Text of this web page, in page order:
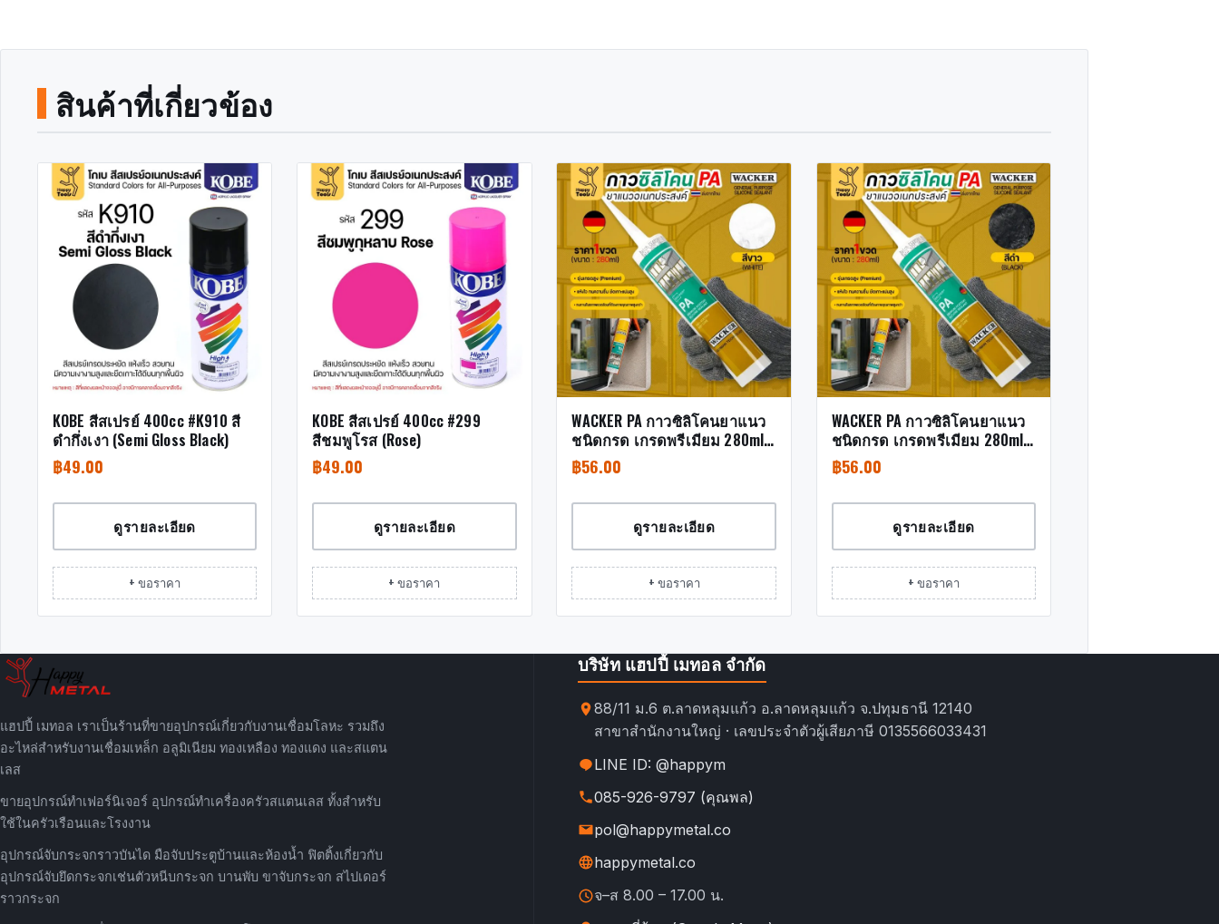
สินค้าที่เกี่ยวข้อง
KOBE สีสเปรย์ 400cc #K910 สี
ดำกึ่งเงา (Semi Gloss Black)
฿49.00
ดูรายละเอียด
+ ขอราคา
KOBE สีสเปรย์ 400cc #299
สีชมพูโรส (Rose)
฿49.00
ดูรายละเอียด
+ ขอราคา
WACKER PA กาวซิลิโคนยาแนว
ชนิดกรด เกรดพรีเมียม 280ml
สีขาว
฿56.00
ดูรายละเอียด
+ ขอราคา
WACKER PA กาวซิลิโคนยาแนว
ชนิดกรด เกรดพรีเมียม 280ml
สีดำ
฿56.00
ดูรายละเอียด
+ ขอราคา
แฮปปี้ เมทอล เราเป็นร้านที่ขายอุปกรณ์เกี่ยวกับงานเชื่อมโลหะ รวมถึง
อะไหล่สำหรับงานเชื่อมเหล็ก อลูมิเนียม ทองเหลือง ทองแดง และสแตน
เลส
ขายอุปกรณ์ทำเฟอร์นิเจอร์ อุปกรณ์ทำเครื่องครัวสแตนเลส ทั้งสำหรับ
ใช้ในครัวเรือนและโรงงาน
อุปกรณ์จับกระจกราวบันได มือจับประตูบ้านและห้องน้ำ ฟิตติ้งเกี่ยวกับ
อุปกรณ์จับยึดกระจกเช่นตัวหนีบกระจก บานพับ ขาจับกระจก สไปเดอร์
ราวกระจก
บริษัท แฮปปี้ เมทอล จำกัด
88/11 ม.6 ต.ลาดหลุมแก้ว อ.ลาดหลุมแก้ว จ.ปทุมธานี 12140
สาขาสำนักงานใหญ่ · เลขประจำตัวผู้เสียภาษี 0135566033431
LINE ID: @happym
085-926-9797 (คุณพล)
pol@happymetal.co
happymetal.co
จ–ส 8.00 – 17.00 น.